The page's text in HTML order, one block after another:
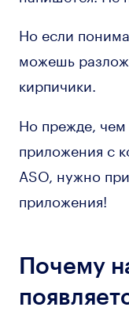
Но если
можешь
кирпичики.
Но прежде,
приложения с
ASO, нужно
приложения!
Почему